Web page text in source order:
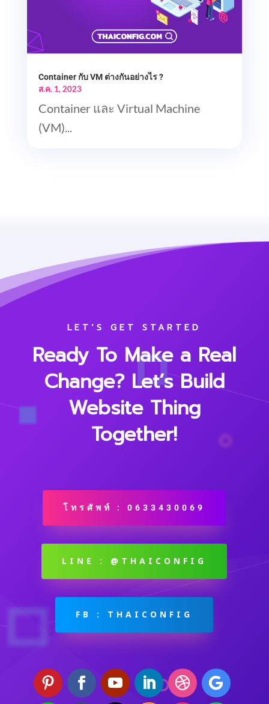
Container กับ VM ต่างกันอย่างไร ?
ส.ค. 1, 2023
Container และ Virtual Machine
(VM)...
LET’S GET STARTED
Ready To Make a Real
Change? Let’s Build
Website Thing
Together!
โทรศัพท์ : 0633430069
LINE : @THAICONFIG
FB : THAICONFIG